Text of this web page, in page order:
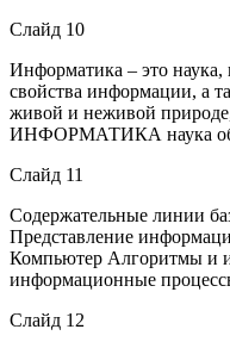
Слайд 10
Информатика – это наука,
свойства информации, а
живой и неживой
ИНФОРМАТИКА наука
Слайд 11
Содержательные линии
Представление
Компьютер Алгоритмы и
информационные
Слайд 12